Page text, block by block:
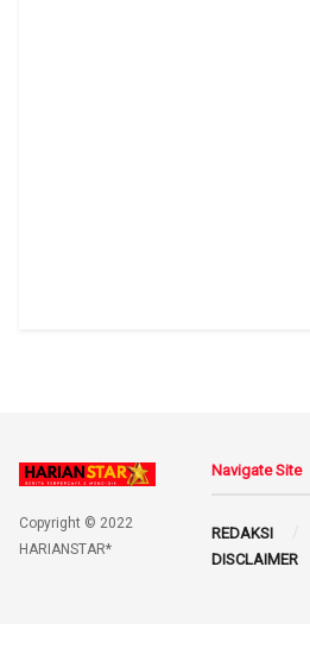
Copyright © 2022
HARIANSTAR*
Navigate Site
REDAKSI
DISCLAIMER